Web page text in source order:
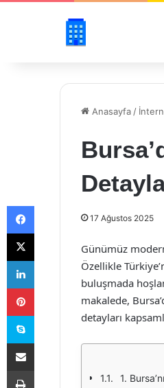
Anasayfa /
17 Ağustos 2025
Günümüz
Özellikle
buluşmada
makalede,
detayları
1.
Facebook
X
LinkedIn
Pinterest
Skype
E-Posta ile paylaş